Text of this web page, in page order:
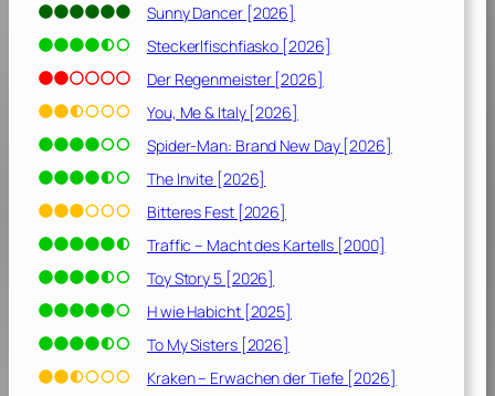
i
d
e
n
i
s
s
ü
ß
2
0
0
2
]
Sunny Dancer [2026]
Steckerlfischfiasko [2026]
Der Regenmeister [2026]
You, Me & Italy [2026]
Spider-Man: Brand New Day [2026]
The Invite [2026]
Bitteres Fest [2026]
Traffic – Macht des Kartells [2000]
Toy Story 5 [2026]
H wie Habicht [2025]
To My Sisters [2026]
Kraken – Erwachen der Tiefe [2026]